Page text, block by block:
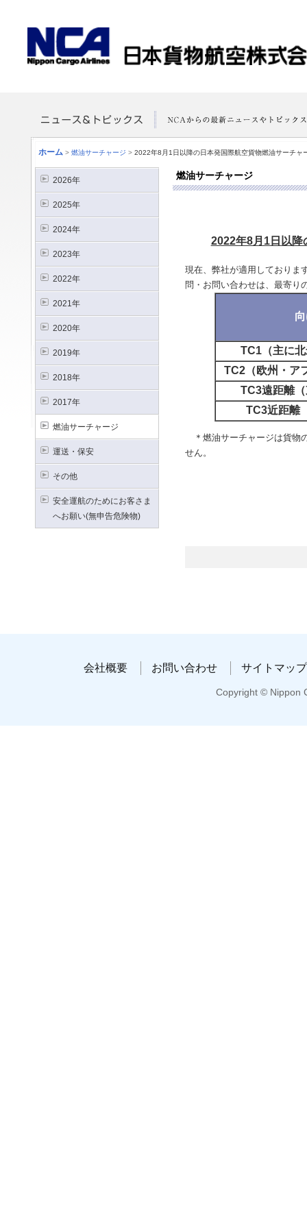
ホーム > 燃油サーチャージ > 2022年8月1日以降の日本発国際航空貨物燃油サーチャ
2026年
2025年
2024年
2023年
2022年
2021年
2020年
2019年
2018年
2017年
燃油サーチャージ
運送・保安
その他
安全運航のためにお客さま
へお願い(無申告危険物)
燃油サーチャージ
2022年8月1日以降
現在、弊社が適用しておりま
問・お問い合わせは、最寄り
TC1（主に
TC2（欧州・ア
TC3遠距離
TC3近距離
＊燃油サーチャージは貨物
せん。
会社概要 お問い合わせ サイトマップ
Copyright © Nippon